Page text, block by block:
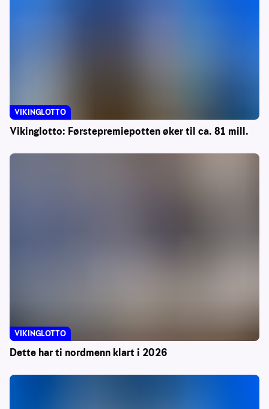
Vikinglotto: Førstepremiepotten øker til ca. 81 mill.
VIKINGLOTTO
Dette har ti nordmenn klart i 2026
VIKINGLOTTO